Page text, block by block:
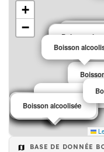
Boisson
Boisson
Boisson alcoolisée
Boisson alcoolisée
Boisson alcoolisée
Boisson
Boisson
Boisson alcoolisée
Boisson alcoolisée
Boisson alcoolisée
Boisson
Boisson alcoolisée
Boisson alcoolisée
+
−
BASE DE DONNÉE